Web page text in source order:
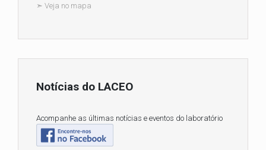
➣ Veja no mapa
Notícias do LACEO
Acompanhe as últimas notícias e eventos do laboratório